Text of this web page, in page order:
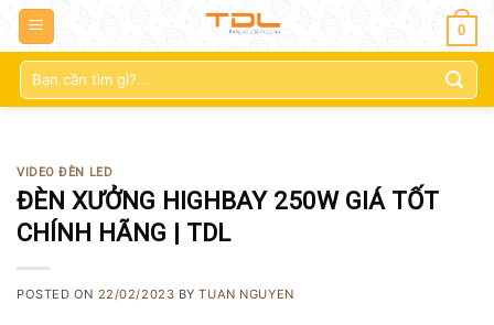
0
Tìm
kiếm:
VIDEO ĐÈN LED
ĐÈN XƯỞNG HIGHBAY 250W GIÁ TỐT
CHÍNH HÃNG | TDL
POSTED ON 22/02/2023 BYTUAN NGUYEN